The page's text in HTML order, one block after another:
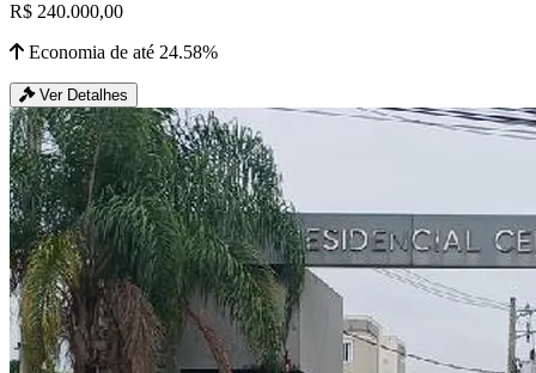
R$ 240.000,00
Economia de até 24.58%
Ver Detalhes